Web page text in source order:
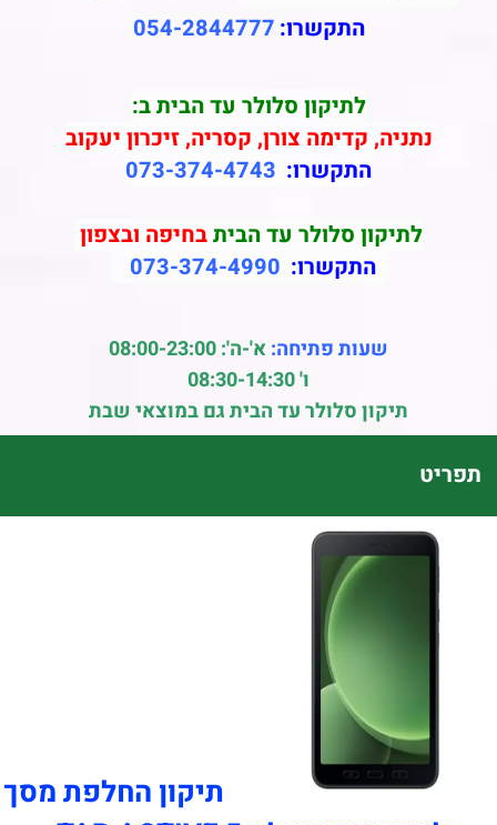
התקשרו: 054-2844777
לתיקון סלולר עד הבית ב:
נתניה, קדימה צורן, קסריה, זיכרון יעקוב
התקשרו: 073-374-4743
לתיקון סלולר עד הביתבחיפה ובצפון
התקשרו: 073-374-4990
שעות פתיחה:א'-ה': 08:00-23:00
ו' 08:30-14:30
תיקון סלולר עד הבית גם במוצאי שבת
תפריט
תיקון החלפת מסך